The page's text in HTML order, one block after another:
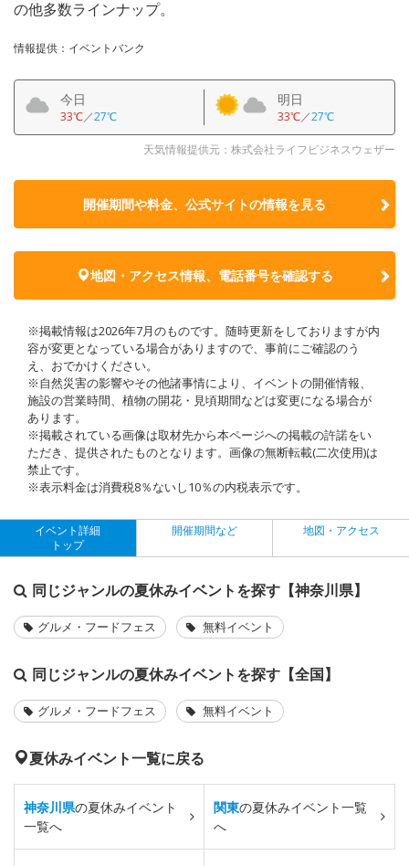
の他多数ラインナップ。
情報提供：イベントバンク
今日
33℃／27℃
明日
33℃／27℃
天気情報提供元：株式会社ライフビジネスウェザー
開催期間や料金、公式サイトの情報を見る
地図・アクセス情報、電話番号を確認する
※掲載情報は2026年7月のものです。随時更新をしておりますが内
容が変更となっている場合がありますので、事前にご確認のう
え、おでかけください。
※自然災害の影響やその他諸事情により、イベントの開催情報、
施設の営業時間、植物の開花・見頃期間などは変更になる場合が
あります。
※掲載されている画像は取材先から本ページへの掲載の許諾をい
ただき、提供されたものとなります。画像の無断転載(二次使用)は
禁止です。
※表示料金は消費税8％ないし10％の内税表示です。
イベント詳細
トップ
開催期間など 地図・アクセス
同じジャンルの夏休みイベントを探す【神奈川県】
グルメ・フードフェス 無料イベント
同じジャンルの夏休みイベントを探す【全国】
グルメ・フードフェス 無料イベント
夏休みイベント一覧に戻る
神奈川県の夏休みイベント
一覧へ
関東の夏休みイベント一覧
へ